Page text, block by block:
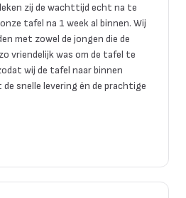
zij de wachttijd echt na te
tafel na 1 week al binnen. Wij
met zowel de jongen die de
vriendelijk was om de tafel te
wij de tafel naar binnen
snelle levering én de prachtige